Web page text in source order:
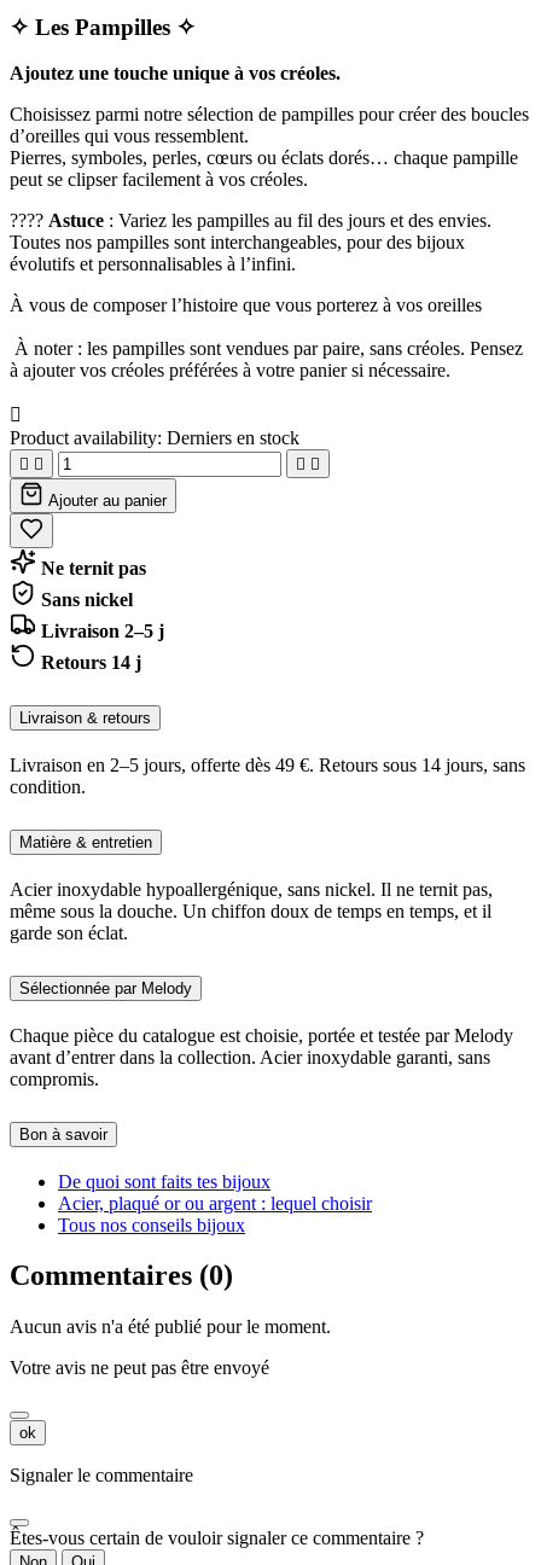
✧ Les Pampilles ✧
Ajoutez une touche unique à vos créoles.
Choisissez parmi notre sélection de pampilles pour créer des boucles
d’oreilles qui vous ressemblent.
Pierres, symboles, perles, cœurs ou éclats dorés… chaque pampille
peut se clipser facilement à vos créoles.
???? Astuce : Variez les pampilles au fil des jours et des envies.
Toutes nos pampilles sont interchangeables, pour des bijoux
évolutifs et personnalisables à l’infini.
À vous de composer l’histoire que vous porterez à vos oreilles
À noter : les pampilles sont vendues par paire, sans créoles. Pensez
à ajouter vos créoles préférées à votre panier si nécessaire.

Product availability: Derniers en stock
   
Ajouter au panier
Ne ternit pas
Sans nickel
Livraison 2–5 j
Retours 14 j
Livraison & retours
Livraison en 2–5 jours, offerte dès 49 €. Retours sous 14 jours, sans
condition.
Matière & entretien
Acier inoxydable hypoallergénique, sans nickel. Il ne ternit pas,
même sous la douche. Un chiffon doux de temps en temps, et il
garde son éclat.
Sélectionnée par Melody
Chaque pièce du catalogue est choisie, portée et testée par Melody
avant d’entrer dans la collection. Acier inoxydable garanti, sans
compromis.
Bon à savoir
De quoi sont faits tes bijoux
Acier, plaqué or ou argent : lequel choisir
Tous nos conseils bijoux
Commentaires (0)
Aucun avis n'a été publié pour le moment.
Votre avis ne peut pas être envoyé
ok
Signaler le commentaire
Êtes-vous certain de vouloir signaler ce commentaire ?